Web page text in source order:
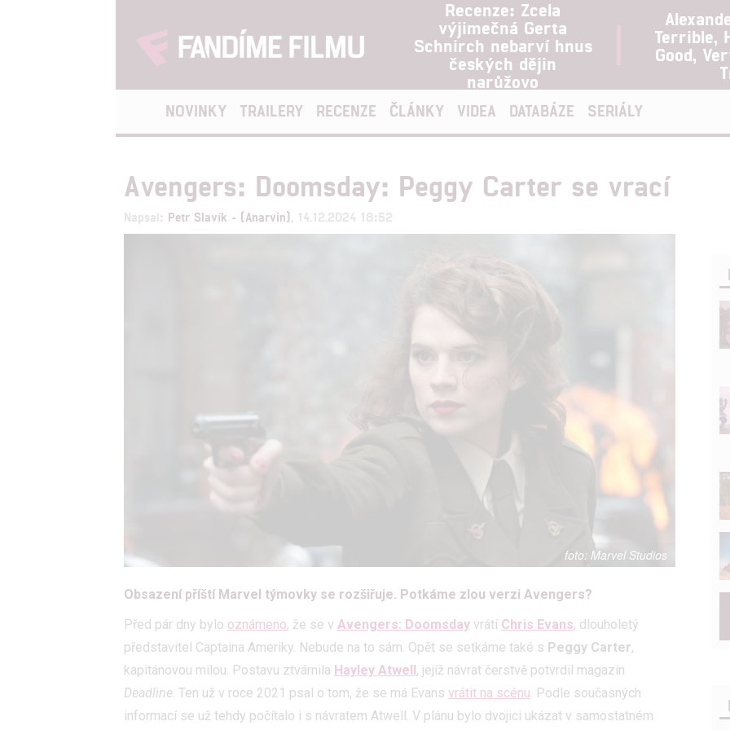
Recenze: Zcela
výjimečná Gerta
Schnirch nebarví hnus
českých dějin
narůžovo
Terrible,
Good,
NOVINKY TRAILERY RECENZE ČLÁNKY VIDEA DATABÁZE SERIÁLY
Avengers: Doomsday: Peggy Carter se vrací
Napsal: Petr Slavík - (Anarvin) , 14.12.2024 18:52
Marvel Studios
Obsazení příští Marvel týmovky se rozšiřuje. Potkáme zlou verzi Avengers?
Před pár dny bylo oznámeno, že se v Avengers: Doomsday vrátí Chris Evans, dlouholetý
představitel Captaina Ameriky. Nebude na to sám. Opět se setkáme také s Peggy Carter,
kapitánovou milou. Postavu ztvárnila Hayley Atwell , jejíž návrat čerstvě potvrdil magazín
Deadline. Ten už v roce 2021 psal o tom, že se má Evans vrátit na scénu. Podle současných
informací se už tehdy počítalo i s návratem Atwell. V plánu bylo dvojici ukázat v samostatném